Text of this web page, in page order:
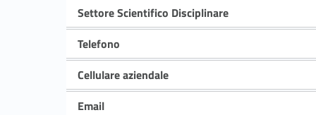
Settore Scientifico Disciplinare
Telefono
Cellulare aziendale
Email